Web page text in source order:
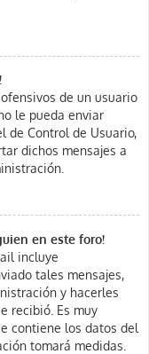
de un usuario
le pueda enviar
de Control de Usuario,
dichos mensajes a
en este foro!
incluye
tales mensajes,
y hacerles
recibió. Es muy
contiene los datos del
tomará medidas.